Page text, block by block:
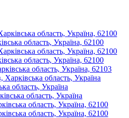
область, Україна, 62100
область, Україна, 62100
область, Україна, 62100
область, Україна, 62100
область, Україна, 62103
область, Україна
область, Україна
область, Україна
область, Україна, 62100
область, Україна, 62100